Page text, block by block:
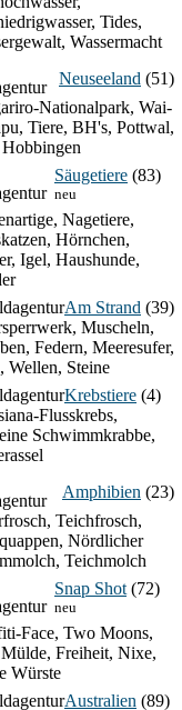
Tides,
Wassermacht
Neuseeland (51)
Nationalpark, Wai-
Tiere, BH's, Pottwal,
Säugetiere (83)
neu
Nagetiere,
Hörnchen,
Igel, Haushunde,
Am Strand (39)
Muscheln,
Federn, Meeresufer,
Wellen, Steine
Krebstiere (4)
Flusskrebs,
Schwimmkrabbe,
Amphibien (23)
Teichfrosch,
Nördlicher
Teichmolch
Snap Shot (72)
neu
Face, Two Moons,
Freiheit, Nixe,
Würste
Australien (89)